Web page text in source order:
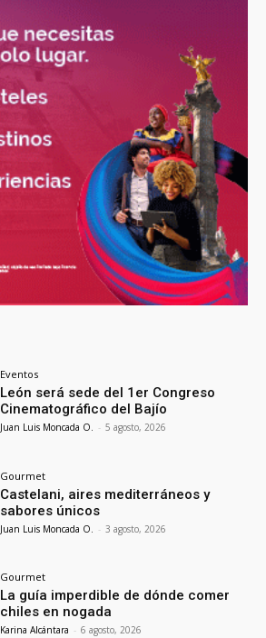
Eventos
León será sede del 1er Congreso
Cinematográfico del Bajío
Juan Luis Moncada O. - 5 agosto, 2026
Gourmet
Castelani, aires mediterráneos y
sabores únicos
Juan Luis Moncada O. - 3 agosto, 2026
Gourmet
La guía imperdible de dónde comer
chiles en nogada
Karina Alcántara - 6 agosto, 2026